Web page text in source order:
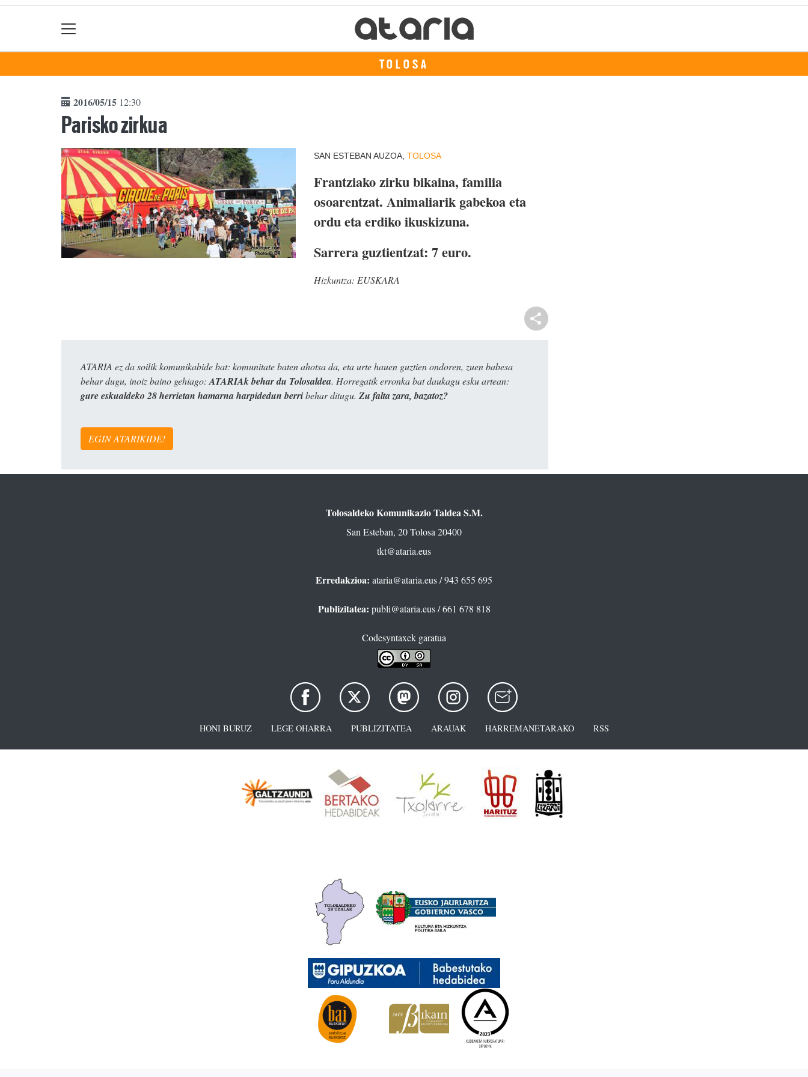
TOLOSA
2016/05/15 12:30
Parisko zirkua
SAN ESTEBAN AUZOA, TOLOSA
Frantziako zirku bikaina, familia
osoarentzat. Animaliarik gabekoa eta
ordu eta erdiko ikuskizuna.
Sarrera guztientzat: 7 euro.
Hizkuntza: EUSKARA
ATARIA ez da soilik komunikabide bat: komunitate baten ahotsa da, eta urte hauen guztien ondoren, zuen babesa
behar dugu, inoiz baino gehiago: ATARIAk behar du Tolosaldea. Horregatik erronka bat daukagu esku artean:
gure eskualdeko 28 herrietan hamarna harpidedun berribehar ditugu. Zu falta zara, bazatoz?
EGIN ATARIKIDE!
Tolosaldeko Komunikazio Taldea S.M.
San Esteban, 20 Tolosa 20400
tkt@ataria.eus
Erredakzioa: ataria@ataria.eus/ 943 655 695
Publizitatea: publi@ataria.eus/ 661 678 818
Codesyntaxek garatua
HONI BURUZ LEGE OHARRA PUBLIZITATEA ARAUAK HARREMANETARAKO RSS